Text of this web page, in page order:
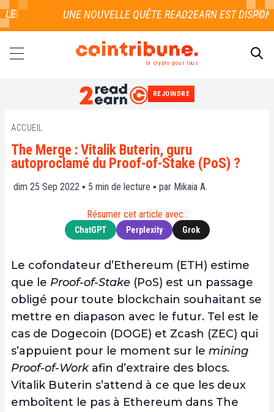
la crypto pour tous
REJOINDRE
ACCUEIL
The Merge : Vitalik Buterin, guru
autoproclamé du Proof-of-Stake (PoS) ?
dim 25 Sep 2022 ▪ 5 min de lecture ▪ par Mikaia A.
Résumer cet article avec :
ChatGPT Perplexity Grok
Le cofondateur d’Ethereum (ETH) estime
que le Proof-of-Stake (PoS) est un passage
obligé pour toute blockchain souhaitant se
mettre en diapason avec le futur. Tel est le
cas de Dogecoin (DOGE) et Zcash (ZEC) qui
s’appuient pour le moment sur le mining
Proof-of-Workafin d’extraire des blocs.
Vitalik Buterin s’attend à ce que les deux
emboîtent le pas à Ethereum dans The